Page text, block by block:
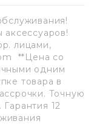
лицами,
**Цена со
одним
товара в
Точную
12